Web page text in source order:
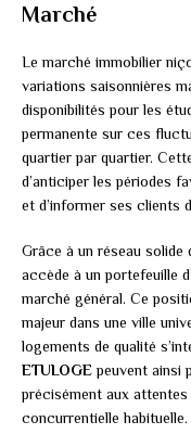
Marché
Le marché immobilier
variations saisonnières
disponibilités pour les
permanente sur ces
quartier par quartier.
d’anticiper les périodes
et d’informer ses clients
Grâce à un réseau solide
accède à un portefeuille
marché général. Ce
majeur dans une ville
logements de qualité
ETULOGEpeuvent ainsi
précisément aux
concurrentielle habituelle.